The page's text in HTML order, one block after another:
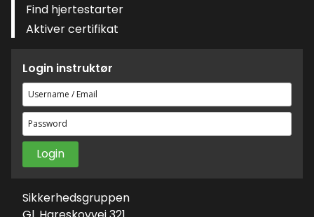
Find hjertestarter
Aktiver certifikat
Login instruktør
Brugernavn
eller
e-
mailadresse
Adgangskode
Sikkerhedsgruppen